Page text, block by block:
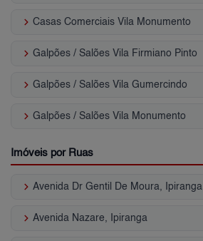
keyboard_arrow_right Casas Comerciais Vila Monumento
keyboard_arrow_right Galpões / Salões Vila Firmiano Pinto
keyboard_arrow_right Galpões / Salões Vila Gumercindo
keyboard_arrow_right Galpões / Salões Vila Monumento
Imóveis por Ruas
keyboard_arrow_right Avenida Dr Gentil De Moura, Ipiranga
keyboard_arrow_right Avenida Nazare, Ipiranga